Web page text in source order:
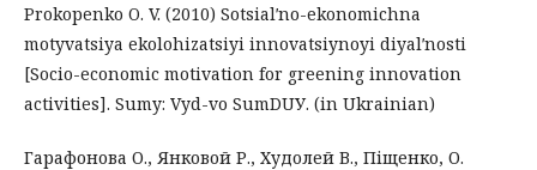
Prokopenko O. V. (2010) Sotsialʹno-ekonomichna
motyvatsiya ekolohizatsiyi innovatsiynoyi diyalʹnosti
[Socio-economic motivation for greening innovation
activities]. Sumy: Vyd-vo SumDUУ. (in Ukrainian)
Гарафонова О., Янковой Р., Худолей В., Піщенко, О.